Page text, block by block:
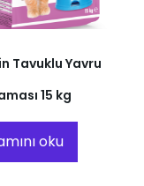
Tavuklu Yavru
15 kg
oku